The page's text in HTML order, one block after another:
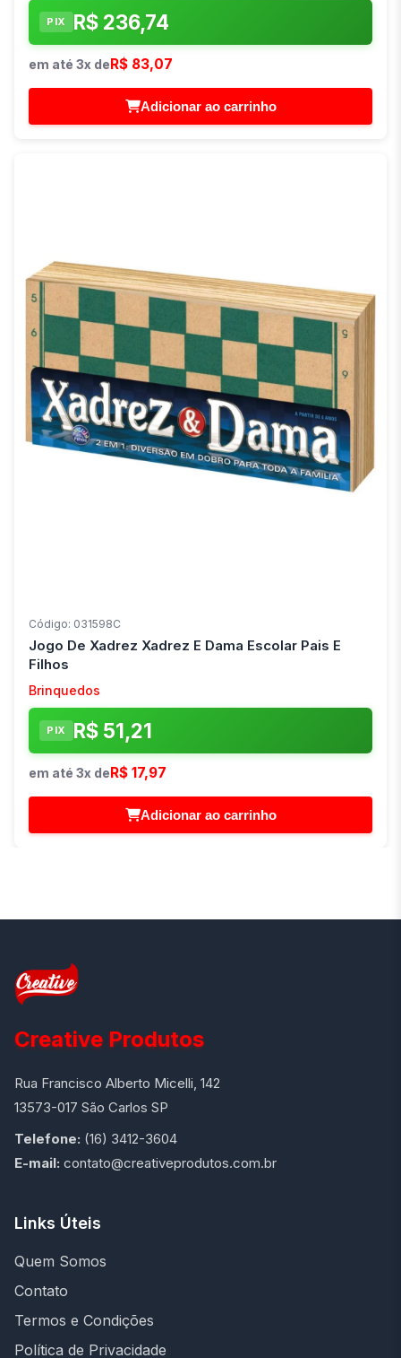
PIX R$ 236,74
em até 3x deR$ 83,07
Adicionar ao carrinho
Código: 031598C
Jogo De Xadrez Xadrez E Dama Escolar Pais E
Filhos
Brinquedos
PIX R$ 51,21
em até 3x deR$ 17,97
Adicionar ao carrinho
Creative Produtos
Rua Francisco Alberto Micelli, 142
13573-017 São Carlos SP
Telefone: (16) 3412-3604
E-mail: contato@creativeprodutos.com.br
Links Úteis
Quem Somos
Contato
Termos e Condições
Política de Privacidade